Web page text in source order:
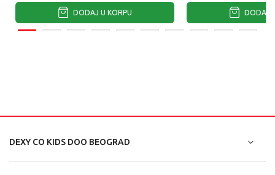
DODAJ U KORPU DODAJ
DEXY CO KIDS DOO BEOGRAD